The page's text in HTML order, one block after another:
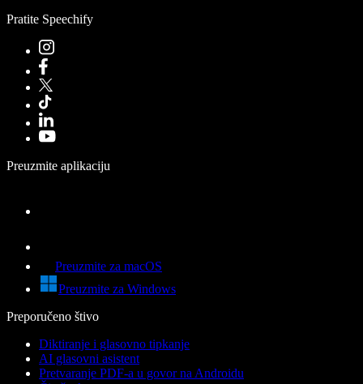
Pratite Speechify
Preuzmite aplikaciju
Preuzmite za macOS
Preuzmite za Windows
Preporučeno štivo
Diktiranje i glasovno tipkanje
AI glasovni asistent
Pretvaranje PDF-a u govor na Androidu